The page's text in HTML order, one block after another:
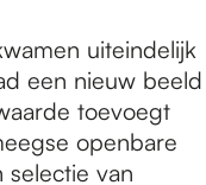
uiteindelijk
een nieuw beeld
toevoegt
openbare
selectie van